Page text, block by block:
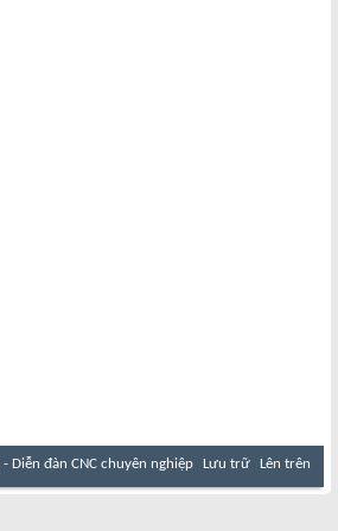
- Diễn đàn CNC chuyên nghiệp Lưu trữ Lên trên